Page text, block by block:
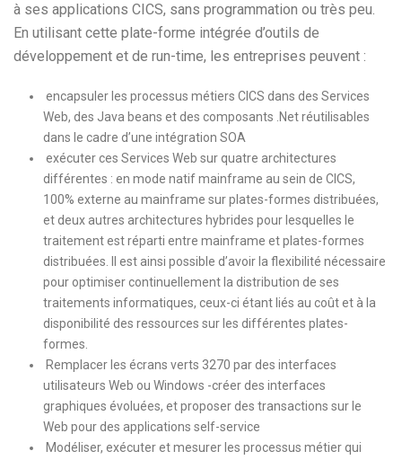
à ses applications CICS, sans programmation ou très peu.
En utilisant cette plate-forme intégrée d’outils de
développement et de run-time, les entreprises peuvent :
encapsuler les processus métiers CICS dans des Services
Web, des Java beans et des composants .Net réutilisables
dans le cadre d’une intégration SOA
exécuter ces Services Web sur quatre architectures
différentes : en mode natif mainframe au sein de CICS,
100% externe au mainframe sur plates-formes distribuées,
et deux autres architectures hybrides pour lesquelles le
traitement est réparti entre mainframe et plates-formes
distribuées. Il est ainsi possible d’avoir la flexibilité nécessaire
pour optimiser continuellement la distribution de ses
traitements informatiques, ceux-ci étant liés au coût et à la
disponibilité des ressources sur les différentes plates-
formes.
Remplacer les écrans verts 3270 par des interfaces
utilisateurs Web ou Windows -créer des interfaces
graphiques évoluées, et proposer des transactions sur le
Web pour des applications self-service
Modéliser, exécuter et mesurer les processus métier qui